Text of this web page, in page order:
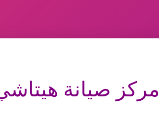
مركز صيانة هيتاشي